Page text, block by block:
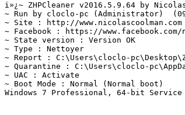
ï»¿~ ZHPCleaner v2016.5.9.64 by
~ Run by cloclo-pc (Administrator)
~ Site : http://www.nicolascoolman.com
~ Facebook : https://www.facebook.com/
~ State version : Version OK
~ Type : Nettoyer
~ Report : C:\Users\cloclo-
~ Quarantine : C:\Users\cloclo-
~ UAC : Activate
~ Boot Mode : Normal (Normal boot)
Windows 7 Professional, 64-bit